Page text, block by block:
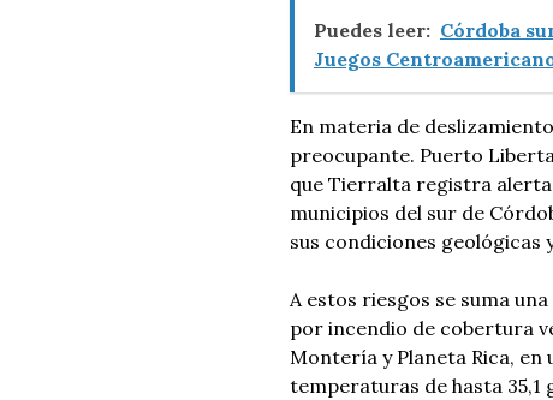
Puedes leer: Córdoba
Juegos
En materia de
preocupante. Puerto
que Tierralta registra
municipios del sur de
sus condiciones geológicas
A estos riesgos se suma
por incendio de cobertura
Montería y Planeta Rica,
temperaturas de hasta 35,1